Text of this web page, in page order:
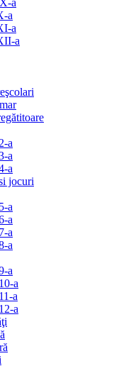
a
a
a
a
a
a
a
jocuri
a
a
a
a
a
a
a
a